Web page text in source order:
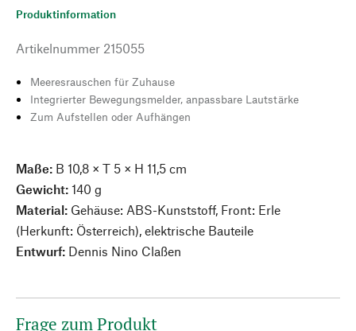
Produktinformation
Artikelnummer 215055
Meeresrauschen für Zuhause
Integrierter Bewegungsmelder, anpassbare Lautstärke
Zum Aufstellen oder Aufhängen
Maße: B 10,8 × T 5 × H 11,5 cm
Gewicht: 140 g
Material: Gehäuse: ABS-Kunststoff, Front: Erle
(Herkunft: Österreich), elektrische Bauteile
Entwurf: Dennis Nino Claßen
Frage zum Produkt